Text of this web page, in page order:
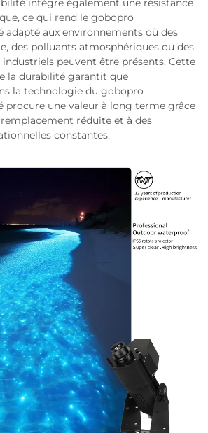
ce qui rend le gobopro
adapté aux environnements où des
des polluants atmosphériques ou des
peuvent être présents. Cette
la durabilité garantit que
la technologie du gobopro
procure une valeur à long terme grâce
réduite et à des
constantes.